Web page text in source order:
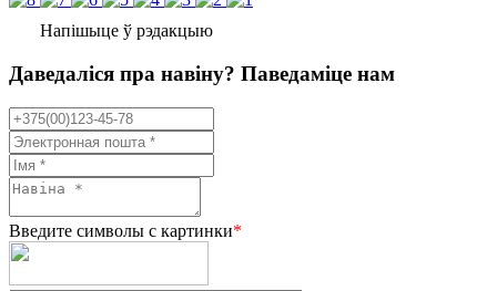
Напішыце ў рэдакцыю
Даведаліся пра навіну? Паведаміце нам
Введите символы с картинки*